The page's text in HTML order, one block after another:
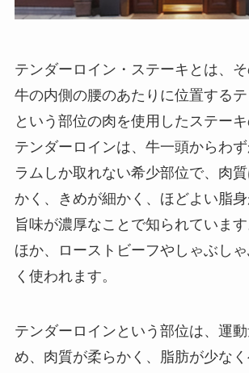
テンダーロイン・ステーキとは、
牛の内側の腰のあたりに位置する
という部位の肉を使用したステーキ
テンダーロインは、牛一頭からわ
ラムしか取れない希少部位で、肉
かく、きめが細かく、ほどよい脂
旨味が濃厚なことで知られていま
ほか、ローストビーフやしゃぶし
く使われます。
テンダーロインという部位は、運
め、肉質が柔らかく、脂肪が少な